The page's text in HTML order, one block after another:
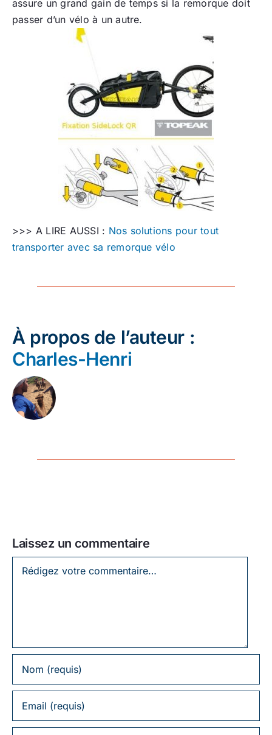
assure un grand gain de temps si la remorque doit
passer d’un vélo à un autre.
>>> A LIRE AUSSI : Nos solutions pour tout
transporter avec sa remorque vélo
À propos de l’auteur :
Charles-Henri
Laissez un commentaire
Laissez